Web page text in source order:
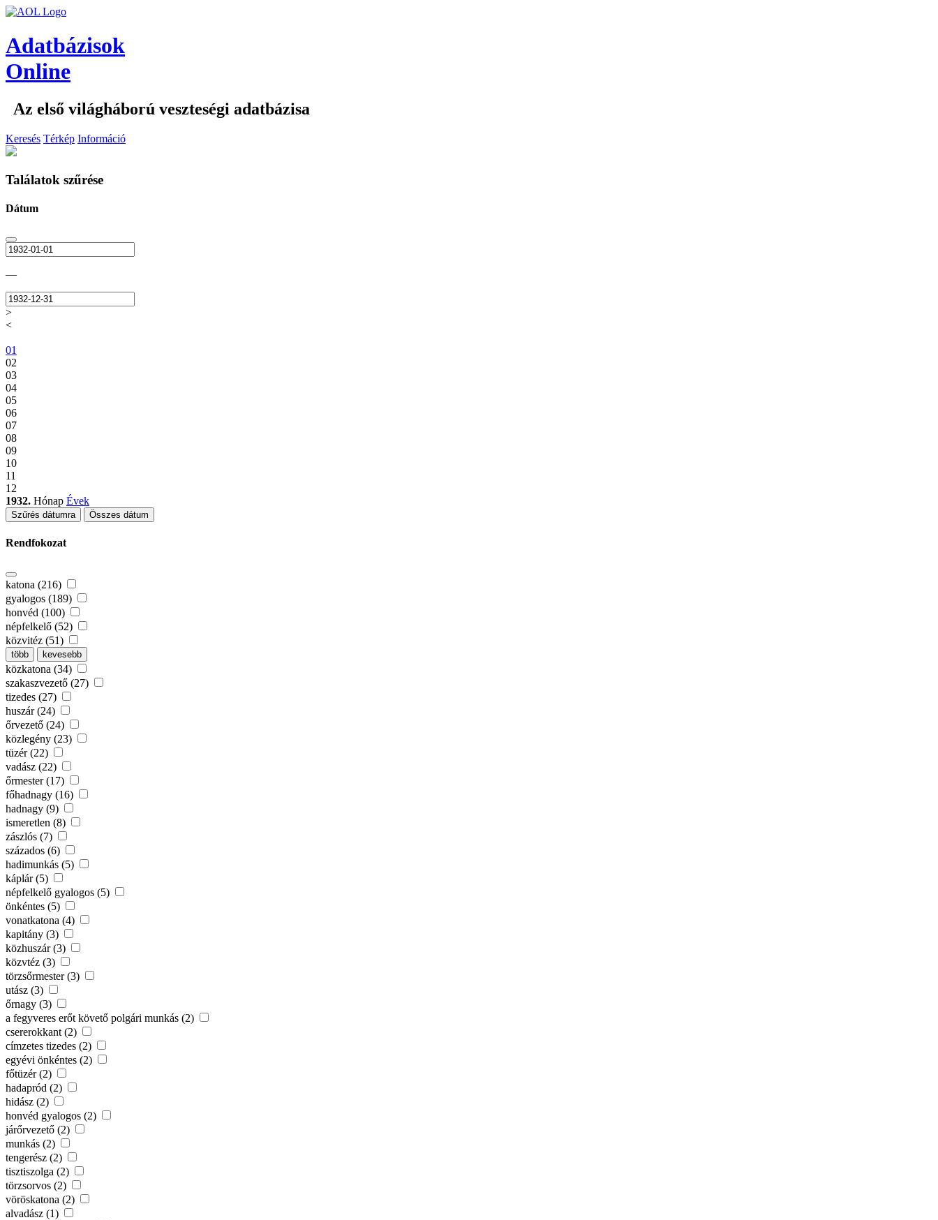
Adatbázisok
Online
Az első világháború veszteségi adatbázisa
Keresés Térkép Információ
Találatok szűrése
Dátum
—
>
<
01
02
03
04
05
06
07
08
09
10
11
12
1932. Hónap Évek
Szűrés dátumra Összes dátum
Rendfokozat
katona (216)
gyalogos (189)
honvéd (100)
népfelkelő (52)
közvitéz (51)
több kevesebb
közkatona (34)
szakaszvezető (27)
tizedes (27)
huszár (24)
őrvezető (24)
közlegény (23)
tüzér (22)
vadász (22)
őrmester (17)
főhadnagy (16)
hadnagy (9)
ismeretlen (8)
zászlós (7)
százados (6)
hadimunkás (5)
káplár (5)
népfelkelő gyalogos (5)
önkéntes (5)
vonatkatona (4)
kapitány (3)
közhuszár (3)
közvtéz (3)
törzsőrmester (3)
utász (3)
őrnagy (3)
a fegyveres erőt követő polgári munkás (2)
csererokkant (2)
címzetes tizedes (2)
egyévi önkéntes (2)
főtüzér (2)
hadapród (2)
hidász (2)
honvéd gyalogos (2)
járőrvezető (2)
munkás (2)
tengerész (2)
tisztiszolga (2)
törzsorvos (2)
vöröskatona (2)
alvadász (1)